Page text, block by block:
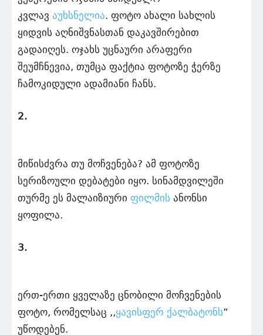
კვლავ აუხსნელია. ფოტო ახალი სახლის
ყიდვის აღნიშვნასთან დაკავშირებით
გადაიღეს. ოჯახს უცნაური არაფერი
შეუმჩნევია, თუმცა ფაქტია ფოტოზე ჭერზე
ჩამოკიდული ადამიანი ჩანს.
2.
მიწისძვრა თუ მოჩვენება? ამ ფოტოზე
სერიზოული დებატები იყო. სინამდვილეში
თურმე ეს მალაიზიური ფილმის ანონსი
ყოფილა.
3.
ერთ-ერთი ყველაზე ცნობილი მოჩვენების
ფოტო, რომელსაც ,,ყავისფერ ქალბატონს”
უწოდებენ.